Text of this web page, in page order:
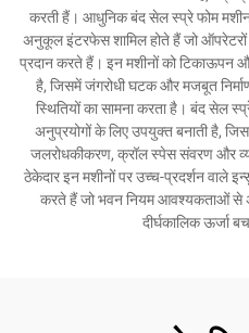
करती हैं। आधुनिक बंद सेल स्प्रे फोम
अनुकूल इंटरफेस शामिल होते हैं जो ऑपरेटरों
प्रदान करते हैं। इन मशीनों को टिकाऊपन
है, जिसमें जंगरोधी घटक और मजबूत
स्थितियों का सामना करता है। बंद सेल
अनुप्रयोगों के लिए उपयुक्त बनाती है,
जलरोधकीकरण, क्रॉल स्पेस संवरण और
ठेकेदार इन मशीनों पर उच्च-प्रदर्शन वाले
करते हैं जो भवन नियम आवश्यकताओं से
दीर्घकालिक ऊर्जा